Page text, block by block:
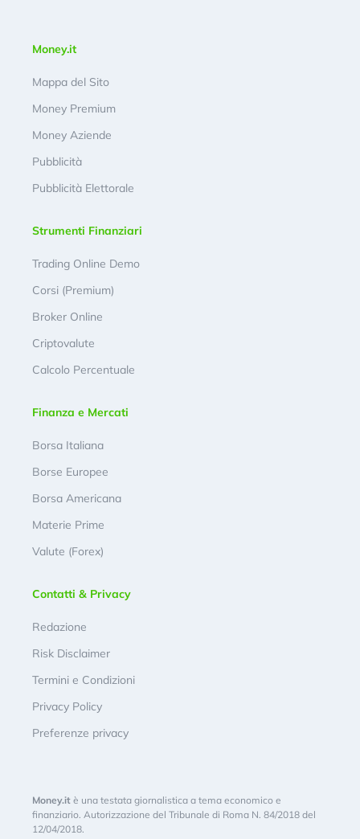
Money.it
Mappa del Sito
Money Premium
Money Aziende
Pubblicità
Pubblicità Elettorale
Strumenti Finanziari
Trading Online Demo
Corsi (Premium)
Broker Online
Criptovalute
Calcolo Percentuale
Finanza e Mercati
Borsa Italiana
Borse Europee
Borsa Americana
Materie Prime
Valute (Forex)
Contatti & Privacy
Redazione
Risk Disclaimer
Termini e Condizioni
Privacy Policy
Preferenze privacy
Money.it è una testata giornalistica a tema economico e
finanziario. Autorizzazione del Tribunale di Roma N. 84/2018 del
12/04/2018.